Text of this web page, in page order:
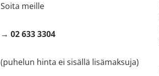
Soita meille
→ 02 633 3304
(puhelun hinta ei sisällä lisämaksuja)